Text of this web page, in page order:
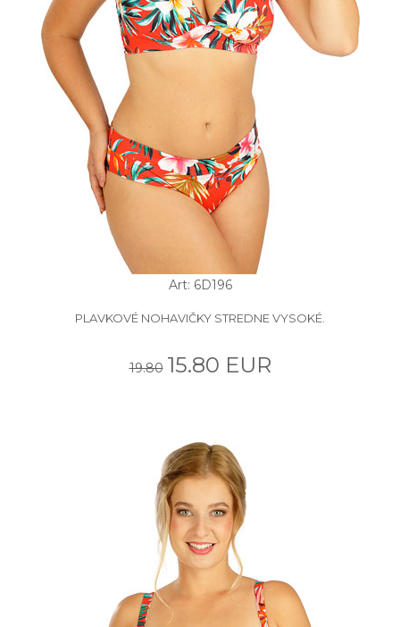
Art: 6D196
PLAVKOVÉ NOHAVIČKY STREDNE VYSOKÉ.
19.80 15.80 EUR